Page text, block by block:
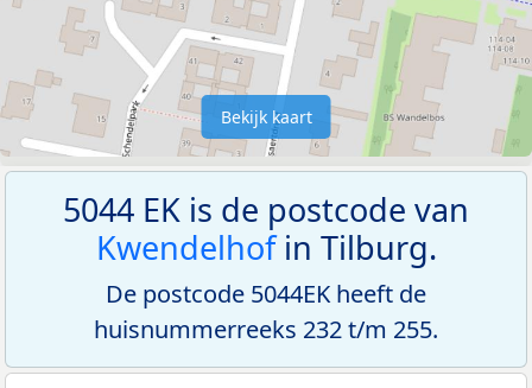
Bekijk kaart
5044 EK is de postcode van
Kwendelhofin Tilburg.
De postcode 5044EK heeft de
huisnummerreeks 232 t/m 255.